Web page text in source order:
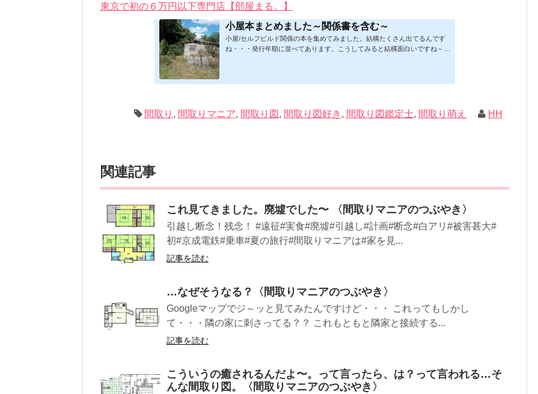
東京で初の６万円以下専門店【部屋まる。】
小屋本まとめました～関係書を含む～
小屋/セルフビルド関係の本を集めてみました。結構たくさん出てるんです
ね・・・発行年順に並べてあります。こうしてみると結構面白いですね～※
小屋に暮らす)ムック: 111...
間取り , 間取りマニア, 間取り図 , 間取り図好き , 間取り図鑑定士, 間取り萌え HH
関連記事
これ見てきました。廃墟でした〜 〈間取りマニアのつぶやき〉
引越し断念！残念！ #遠征#実食#廃墟#引越し#計画#断念#白アリ#被害甚大#
初#京成電鉄#乗車#夏の旅行#間取りマニアは#家を見...
記事を読む
…なぜそうなる？〈間取りマニアのつぶやき〉
Googleマップでジ～ッと見てみたんですけど・・・ これってもしかし
て・・・隣の家に刺さってる？？ これもともと隣家と接続する...
記事を読む
こういうの癒されるんだよ〜。って言ったら、は？って言われる…そ
んな間取り図。〈間取りマニアのつぶやき〉